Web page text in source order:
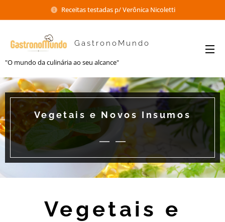
Receitas testadas p/ Verônica Nicoletti
GastronoMundo
"O mundo da culinária ao seu alcance"
Vegetais e Novos Insumos
Vegetais e